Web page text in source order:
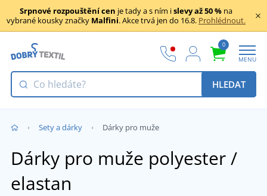
Srpnové rozpouštění cen je tady a s ním islevy až 50 % na
vybrané kousky značky Malfini. Akce trvá jen do 16.8. Prohlédnout.
0
MENU
HLEDAT
Sety a dárky Dárky pro muže
Dárky pro muže polyester /
elastan